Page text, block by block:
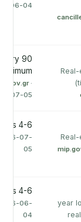
06-04
·
07-05
4-6 months
07-
05
10-
4-6 months
06-
04